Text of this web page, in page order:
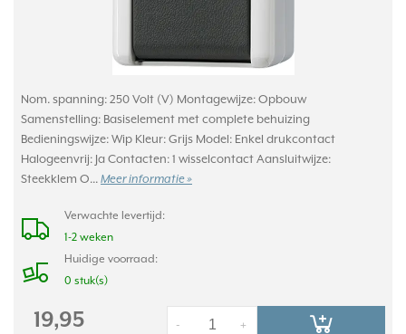
Nom. spanning: 250 Volt (V) Montagewijze: Opbouw
Samenstelling: Basiselement met complete behuizing
Bedieningswijze: Wip Kleur: Grijs Model: Enkel drukcontact
Halogeenvrij: Ja Contacten: 1 wisselcontact Aansluitwijze:
Steekklem O... Meer informatie »
Verwachte levertijd:
1-2 weken
Huidige voorraad:
0 stuk(s)
19,95 +
-